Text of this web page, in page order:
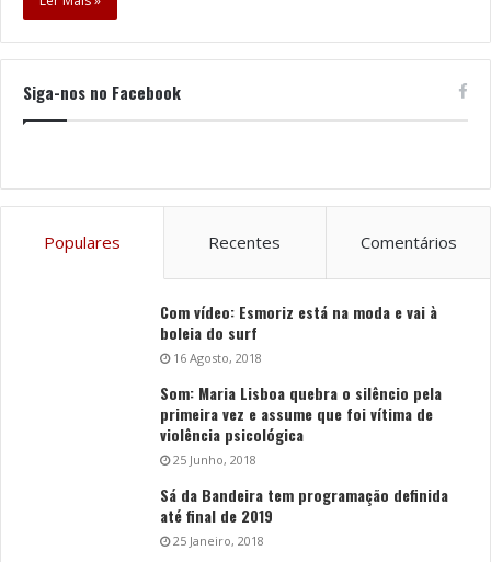
Siga-nos no Facebook
Populares Recentes Comentários
Com vídeo: Esmoriz está na moda e vai à
boleia do surf
16 Agosto, 2018
Som: Maria Lisboa quebra o silêncio pela
primeira vez e assume que foi vítima de
violência psicológica
25 Junho, 2018
Sá da Bandeira tem programação definida
até final de 2019
25 Janeiro, 2018